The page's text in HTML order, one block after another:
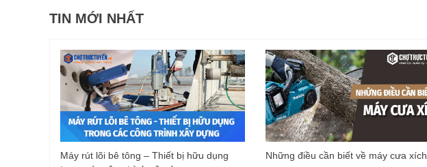
TIN MỚI NHẤT
Máy rút lõi bê tông – Thiết bị hữu dụng
Những điều cần biết về máy cưa xích